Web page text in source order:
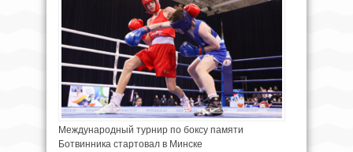
Международный турнир по боксу памяти
Ботвинника стартовал в Минске